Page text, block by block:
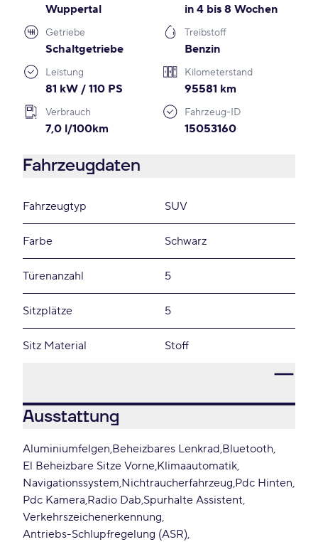
Wuppertal in 4 bis 8 Wochen
Getriebe
Schaltgetriebe
Treibstoff
Benzin
Leistung
81 kW / 110 PS
Kilometerstand
95581 km
Verbrauch
7,0 l/100km
Fahrzeug-ID
15053160
Fahrzeugdaten
Fahrzeugtyp SUV
Farbe Schwarz
Türenanzahl 5
Sitzplätze 5
Sitz Material Stoff
Ausstattung
Aluminiumfelgen Beheizbares Lenkrad Bluetooth
El Beheizbare Sitze Vorne Klimaautomatik
Navigationssystem Nichtraucherfahrzeug Pdc Hinten
Pdc Kamera Radio Dab Spurhalte Assistent
Verkehrszeichenerkennung
Antriebs-Schlupfregelung (ASR)